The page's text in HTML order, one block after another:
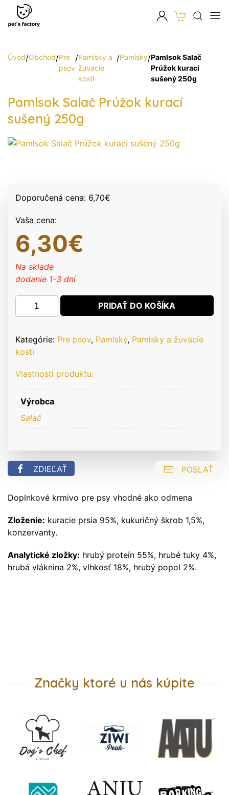
Úvod/Obchod/Pre
psov
/Pamlsky a
žuvacie
kosti
/Pamlsky/Pamlsok Salač
Prúžok kurací
sušený 250g
Pamlsok Salač Prúžok kurací
sušený 250g
Doporučená cena: 6,70€
Vaša cena:
6,30€
Na sklade
dodanie 1-3 dni
množstvo
Pamlsok
Prúžok
kurací
250g
PRIDAŤ DO KOŠÍKA
Kategórie: Pre psov, Pamlsky, Pamlsky a žuvacie
kosti
Vlastnosti produktu:
Výrobca
Salač
ZDIEĽAŤ POSLAŤ
Doplnkové krmivo pre psy vhodné ako odmena
Zloženie: kuracie prsia 95%, kukuričný škrob 1,5%,
konzervanty.
Analytické zložky: hrubý proteín 55%, hrubé tuky 4%,
hrubá vláknina 2%, vlhkosť 18%, hrubý popol 2%.
Značky ktoré u nás kúpite